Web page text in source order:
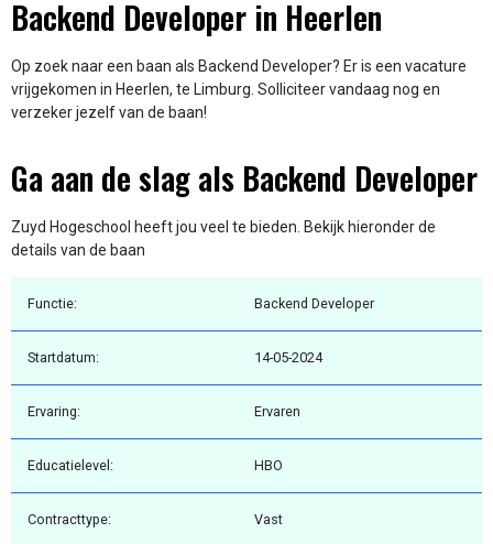
Backend Developer in Heerlen
Op zoek naar een baan als Backend Developer? Er is een vacature
vrijgekomen in Heerlen, te Limburg. Solliciteer vandaag nog en
verzeker jezelf van de baan!
Ga aan de slag als Backend Developer
Zuyd Hogeschool heeft jou veel te bieden. Bekijk hieronder de
details van de baan
Functie: Backend Developer
Startdatum: 14-05-2024
Ervaring: Ervaren
Educatielevel: HBO
Contracttype: Vast